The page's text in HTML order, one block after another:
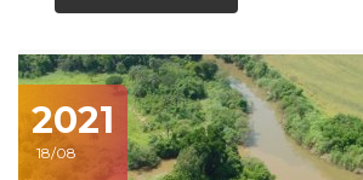
2021
18/08